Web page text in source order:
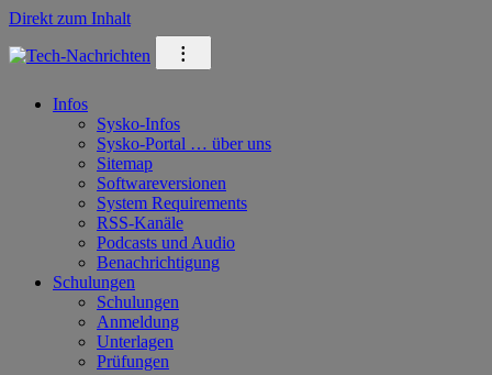
Direkt zum Inhalt
⁝
Infos
Sysko-Infos
Sysko-Portal … über uns
Sitemap
Softwareversionen
System Requirements
RSS-Kanäle
Podcasts und Audio
Benachrichtigung
Schulungen
Schulungen
Anmeldung
Unterlagen
Prüfungen